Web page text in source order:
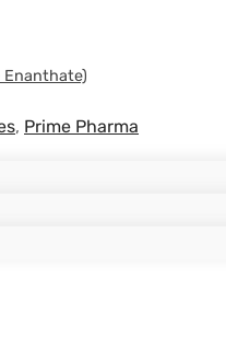
Enanthate)
, Prime Pharma